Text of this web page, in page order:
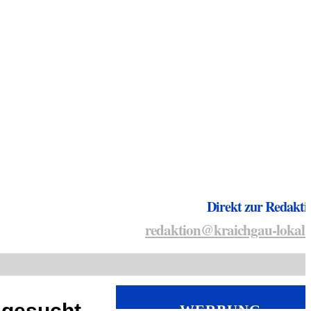
Direkt zur
redaktion@kraichgau-